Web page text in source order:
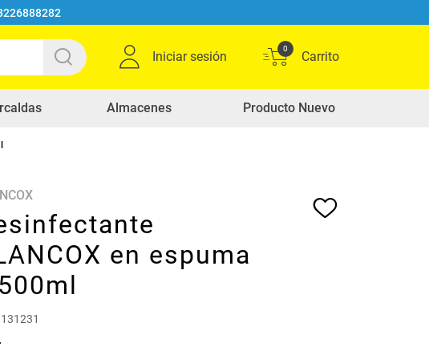
Iniciar sesión
0
Almacenes Producto Nuevo
en espuma
131231